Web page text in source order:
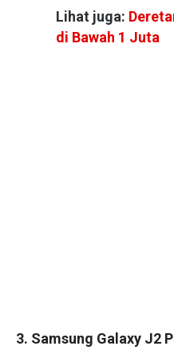
Lihat juga:
di Bawah 1 Juta
3. Samsung Galaxy J2